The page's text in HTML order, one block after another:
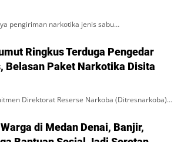
pengiriman narkotika jenis sabu…
Ringkus Terduga Pengedar
Belasan Paket Narkotika Disita
Direktorat Reserse Narkoba (Ditresnarkoba)…
di Medan Denai, Banjir,